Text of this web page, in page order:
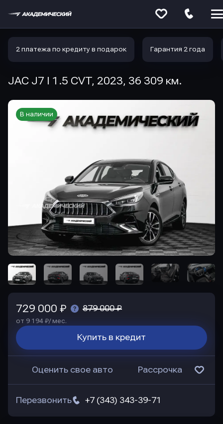
2 платежа по кредиту в подарок Гарантия 2 года
JAC J7 I 1.5 CVT, 2023, 36 309 км.
В наличии
729 000 ₽ 879 000 ₽
от 9 194 ₽/ мес.
Купить в кредит
Оценить свое авто Рассрочка
+7 (343) 343-39-71
Перезвонить